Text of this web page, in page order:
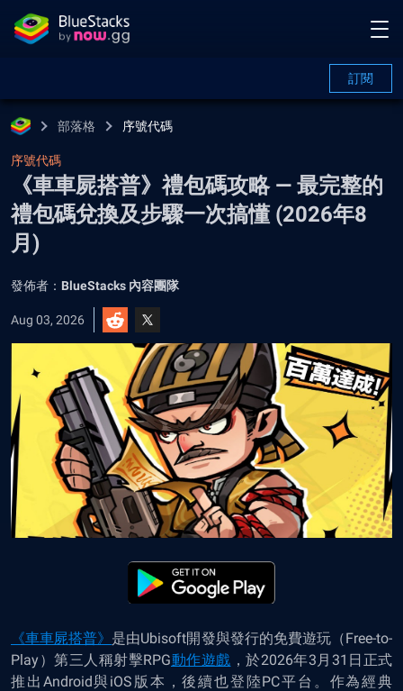
訂閱
部落格 序號代碼
序號代碼
《車車屍搭普》禮包碼攻略 — 最完整的
禮包碼兌換及步驟一次搞懂 (2026年8
月)
發佈者： BlueStacks 內容團隊
Aug 03, 2026
《車車屍搭普》 是由Ubisoft開發與發行的免費遊玩（Free-to-
Play）第三人稱射擊RPG動作遊戲 ，於2026年3月31日正式
推出Android與iOS版本，後續也登陸PC平台。作為經典